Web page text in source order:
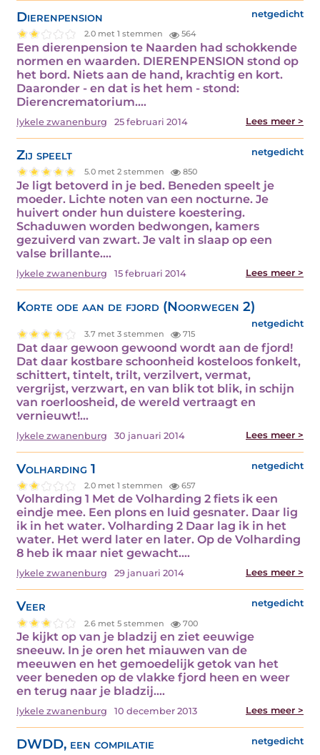
Dierenpension netgedicht
2.0 met 1 stemmen 564
Een dierenpension te Naarden had schokkende
normen en waarden. DIERENPENSION stond op
het bord. Niets aan de hand, krachtig en kort.
Daaronder - en dat is het hem - stond:
Dierencrematorium.…
lykele zwanenburg 25 februari 2014 Lees meer >
Zij speelt netgedicht
5.0 met 2 stemmen 850
Je ligt betoverd in je bed. Beneden speelt je
moeder. Lichte noten van een nocturne. Je
huivert onder hun duistere koestering.
Schaduwen worden bedwongen, kamers
gezuiverd van zwart. Je valt in slaap op een
valse brillante.…
lykele zwanenburg 15 februari 2014 Lees meer >
Korte ode aan de fjord (Noorwegen 2)
netgedicht
3.7 met 3 stemmen 715
Dat daar gewoon gewoond wordt aan de fjord!
Dat daar kostbare schoonheid kosteloos fonkelt,
schittert, tintelt, trilt, verzilvert, vermat,
vergrijst, verzwart, en van blik tot blik, in schijn
van roerloosheid, de wereld vertraagt en
vernieuwt!…
lykele zwanenburg 30 januari 2014 Lees meer >
Volharding 1 netgedicht
2.0 met 1 stemmen 657
Volharding 1 Met de Volharding 2 fiets ik een
eindje mee. Een plons en luid gesnater. Daar lig
ik in het water. Volharding 2 Daar lag ik in het
water. Het werd later en later. Op de Volharding
8 heb ik maar niet gewacht.…
lykele zwanenburg 29 januari 2014 Lees meer >
Veer netgedicht
2.6 met 5 stemmen 700
Je kijkt op van je bladzij en ziet eeuwige
sneeuw. In je oren het miauwen van de
meeuwen en het gemoedelijk getok van het
veer beneden op de vlakke fjord heen en weer
en terug naar je bladzij.…
lykele zwanenburg 10 december 2013 Lees meer >
DWDD, een compilatie netgedicht